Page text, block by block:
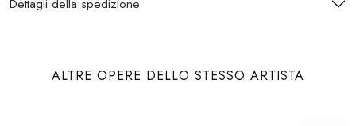
Dettagli della spedizione
ALTRE OPERE DELLO STESSO ARTISTA